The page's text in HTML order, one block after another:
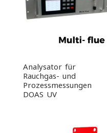
Analysator für
Rauchgas- und
Prozessmessungen
DOAS UV